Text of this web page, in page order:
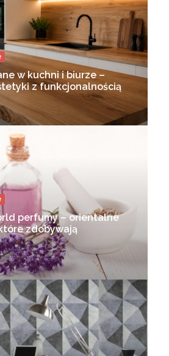
w kuchni i biurze –
z funkcjonalnością
perfumy – orientalne
zdobywają